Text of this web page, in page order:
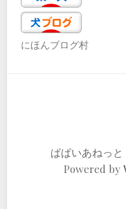
にほんブログ村
ぱぱいあねっ
Powered by